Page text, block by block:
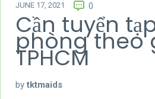
JUNE 17, 2021 0
Cần tuyển
phòng theo
TPHCM
by tktmaids